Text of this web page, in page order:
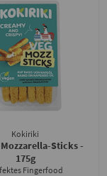
Kokiriki
Mozzarella-Sticks-
175g
Fingerfood